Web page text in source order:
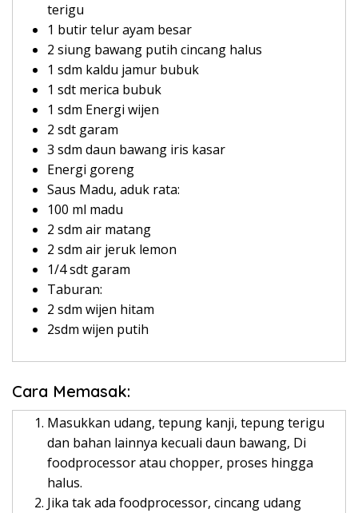
terigu
1 butir telur ayam besar
2 siung bawang putih cincang halus
1 sdm kaldu jamur bubuk
1 sdt merica bubuk
1 sdm Energi wijen
2 sdt garam
3 sdm daun bawang iris kasar
Energi goreng
Saus Madu, aduk rata:
100 ml madu
2 sdm air matang
2 sdm air jeruk lemon
1/4 sdt garam
Taburan:
2 sdm wijen hitam
2sdm wijen putih
Cara Memasak:
Masukkan udang, tepung kanji, tepung terigu
dan bahan lainnya kecuali daun bawang, Di
foodprocessor atau chopper, proses hingga
halus.
Jika tak ada foodprocessor, cincang udang